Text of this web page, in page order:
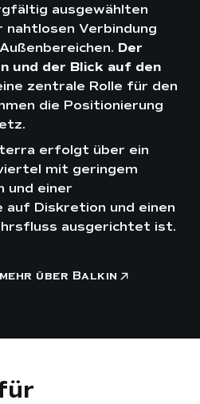
ausgewählten
nahtlosen Verbindung
Der
und der Blick auf den
zentrale Rolle für den
die Positionierung
erfolgt über ein
mit geringem
und einer
Diskretion und einen
ausgerichtet ist.
über Balkin